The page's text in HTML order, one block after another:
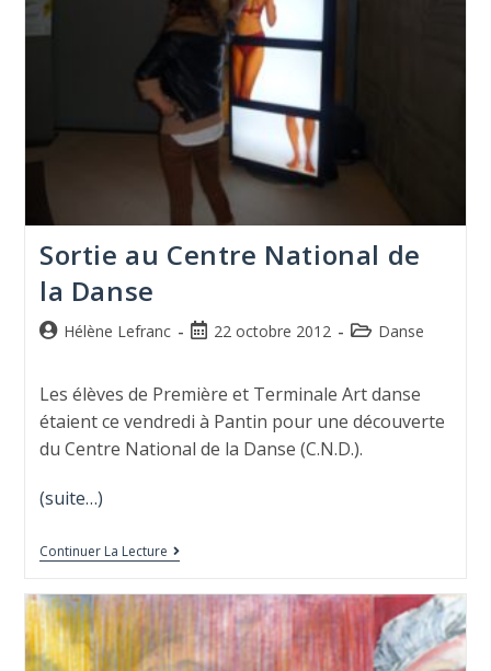
Sortie au Centre National de
la Danse
Hélène Lefranc 22 octobre 2012 Danse
Les élèves de Première et Terminale Art danse
étaient ce vendredi à Pantin pour une découverte
du Centre National de la Danse (C.N.D.).
(suite…)
Continuer La Lecture